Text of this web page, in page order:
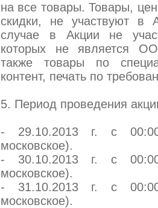
на все товары. Товары,
скидки, не участвуют
случае в Акции не
которых не является
также товары по
контент, печать по
5. Период проведения
- 29.10.2013 г. с
московское).
- 30.10.2013 г. с
московское).
- 31.10.2013 г. с
московское).